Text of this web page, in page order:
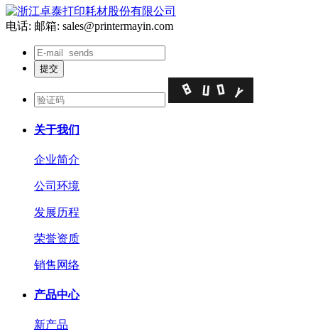
电话: 邮箱: sales@printermayin.com
关于我们
企业简介
公司环境
发展历程
荣誉资质
销售网络
产品中心
新产品